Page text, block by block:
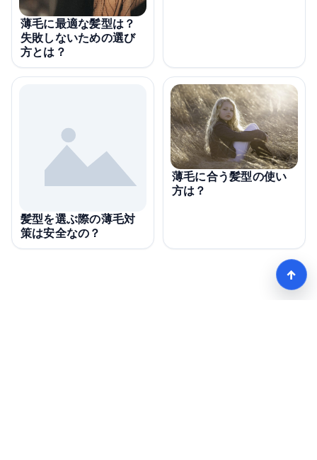
薄毛に最適な髪型は？
失敗しないための選び
方とは？
髪型を選ぶ際の薄毛対
策は安全なの？
薄毛に合う髪型の使い
方は？
↑